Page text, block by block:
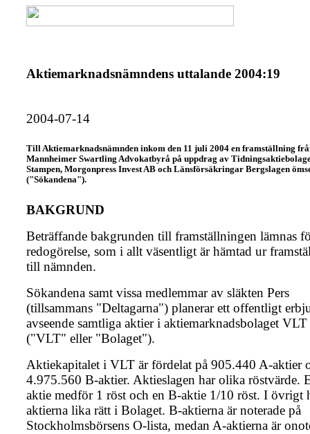
Aktiemarknadsnämndens uttalande 2004:19
2004-07-14
Till Aktiemarknadsnämnden inkom den 11 juli 2004 en framställning
Mannheimer Swartling Advokatbyrå på uppdrag av
Stampen, Morgonpress Invest AB och Länsförsäkringar Bergslagen
("Sökandena").
BAKGRUND
Beträffande bakgrunden till framställningen lämnas
redogörelse, som i allt väsentligt är hämtad ur
till nämnden.
Sökandena samt vissa medlemmar av släkten Pers
(tillsammans "Deltagarna") planerar ett offentligt
avseende samtliga aktier i aktiemarknadsbolaget
("VLT" eller "Bolaget").
Aktiekapitalet i VLT är fördelat på 905.440 A-aktier
4.975.560 B-aktier. Aktieslagen har olika röstvärde.
aktie medför 1 röst och en B-aktie 1/10 röst. I övrigt
aktierna lika rätt i Bolaget. B-aktierna är noterade på
Stockholmsbörsens O-lista, medan A-aktierna är